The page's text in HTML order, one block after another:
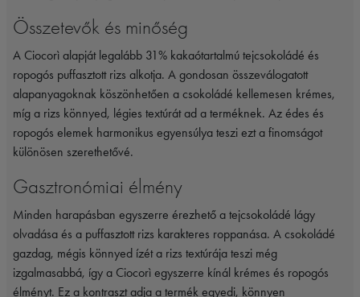
Összetevők és minőség
A Ciocorì alapját legalább 31% kakaótartalmú tejcsokoládé és
ropogós puffasztott rizs alkotja. A gondosan összeválogatott
alapanyagoknak köszönhetően a csokoládé kellemesen krémes,
míg a rizs könnyed, légies textúrát ad a terméknek. Az édes és
ropogós elemek harmonikus egyensúlya teszi ezt a finomságot
különösen szerethetővé.
Gasztronómiai élmény
Minden harapásban egyszerre érezhető a tejcsokoládé lágy
olvadása és a puffasztott rizs karakteres roppanása. A csokoládé
gazdag, mégis könnyed ízét a rizs textúrája teszi még
izgalmasabbá, így a Ciocorì egyszerre kínál krémes és ropogós
élményt. Ez a kontraszt adja a termék egyedi, könnyen